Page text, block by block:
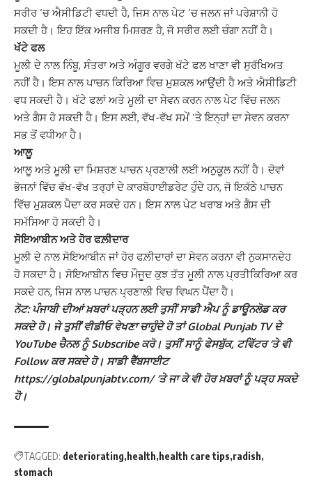
ਸਰੀਰ ‘ਚ ਐਸੀਡਿਟੀ ਵਧਦੀ ਹੈ, ਜਿਸ ਨਾਲ ਪੇਟ ‘ਚ ਜਲਨ ਜਾਂ ਪਰੇਸ਼ਾਨੀ ਹੋ
ਸਕਦੀ ਹੈ। ਇਹ ਇੱਕ ਅਜੀਬ ਮਿਸ਼ਰਣ ਹੈ, ਜੋ ਸਰੀਰ ਲਈ ਚੰਗਾ ਨਹੀਂ ਹੈ।
ਖੱਟੇ ਫਲ
ਮੂਲੀ ਦੇ ਨਾਲ ਨਿੰਬੂ, ਸੰਤਰਾ ਅਤੇ ਅੰਗੂਰ ਵਰਗੇ ਖੱਟੇ ਫਲ ਖਾਣਾ ਵੀ ਸੁਰੱਖਿਅਤ
ਨਹੀਂ ਹੈ। ਇਸ ਨਾਲ ਪਾਚਨ ਕਿਰਿਆ ਵਿਚ ਮੁਸ਼ਕਲ ਆਉਂਦੀ ਹੈ ਅਤੇ ਐਸੀਡਿਟੀ
ਵਧ ਸਕਦੀ ਹੈ। ਖੱਟੇ ਫਲਾਂ ਅਤੇ ਮੂਲੀ ਦਾ ਸੇਵਨ ਕਰਨ ਨਾਲ ਪੇਟ ਵਿੱਚ ਜਲਨ
ਅਤੇ ਗੈਸ ਹੋ ਸਕਦੀ ਹੈ। ਇਸ ਲਈ, ਵੱਖ-ਵੱਖ ਸਮੇਂ ‘ਤੇ ਇਨ੍ਹਾਂ ਦਾ ਸੇਵਨ ਕਰਨਾ
ਸਭ ਤੋਂ ਵਧੀਆ ਹੈ।
ਆਲੂ
ਆਲੂ ਅਤੇ ਮੂਲੀ ਦਾ ਮਿਸ਼ਰਣ ਪਾਚਨ ਪ੍ਰਣਾਲੀ ਲਈ ਅਨੁਕੂਲ ਨਹੀਂ ਹੈ। ਦੋਵਾਂ
ਭੋਜਨਾਂ ਵਿੱਚ ਵੱਖ-ਵੱਖ ਤਰ੍ਹਾਂ ਦੇ ਕਾਰਬੋਹਾਈਡਰੇਟ ਹੁੰਦੇ ਹਨ, ਜੋ ਇਕੱਠੇ ਪਾਚਨ
ਵਿੱਚ ਮੁਸ਼ਕਲ ਪੈਦਾ ਕਰ ਸਕਦੇ ਹਨ। ਇਸ ਨਾਲ ਪੇਟ ਖਰਾਬ ਅਤੇ ਗੈਸ ਦੀ
ਸਮੱਸਿਆ ਹੋ ਸਕਦੀ ਹੈ।
ਸੋਇਆਬੀਨ ਅਤੇ ਹੋਰ ਫਲ਼ੀਦਾਰ
ਮੂਲੀ ਦੇ ਨਾਲ ਸੋਇਆਬੀਨ ਜਾਂ ਹੋਰ ਫਲ਼ੀਦਾਰਾਂ ਦਾ ਸੇਵਨ ਕਰਨਾ ਵੀ ਨੁਕਸਾਨਦੇਹ
ਹੋ ਸਕਦਾ ਹੈ। ਸੋਇਆਬੀਨ ਵਿਚ ਮੌਜੂਦ ਕੁਝ ਤੱਤ ਮੂਲੀ ਨਾਲ ਪ੍ਰਤੀਕਿਰਿਆ ਕਰ
ਸਕਦੇ ਹਨ, ਜਿਸ ਨਾਲ ਪਾਚਨ ਪ੍ਰਣਾਲੀ ਵਿਚ ਵਿਘਨ ਪੈਂਦਾ ਹੈ।
ਨੋਟ: ਪੰਜਾਬੀ ਦੀਆਂ ਖ਼ਬਰਾਂ ਪੜ੍ਹਨ ਲਈ ਤੁਸੀਂ ਸਾਡੀ ਐਪ ਨੂੰ ਡਾਊਨਲੋਡ ਕਰ
ਸਕਦੇ ਹੋ। ਜੇ ਤੁਸੀਂ ਵੀਡੀਓ ਵੇਖਣਾ ਚਾਹੁੰਦੇ ਹੋ ਤਾਂ Global Punjab TV ਦੇ
YouTube ਚੈਨਲ ਨੂੰ Subscribe ਕਰੋ। ਤੁਸੀਂ ਸਾਨੂੰ ਫੇਸਬੁੱਕ, ਟਵਿੱਟਰ ‘ਤੇ ਵੀ
Follow ਕਰ ਸਕਦੇ ਹੋ। ਸਾਡੀ ਵੈੱਬਸਾਈਟ
https://globalpunjabtv.com/ ‘ਤੇ ਜਾ ਕੇ ਵੀ ਹੋਰ ਖ਼ਬਰਾਂ ਨੂੰ ਪੜ੍ਹ ਸਕਦੇ
ਹੋ।
TAGGED: deteriorating health health care tips radish
stomach